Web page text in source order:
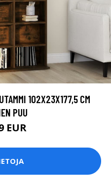
102X23X177,5 CM
PUU
EUR